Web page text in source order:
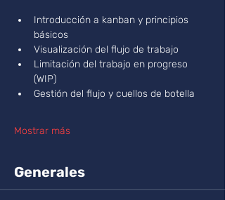
Introducción a kanban y principios
básicos
Visualización del flujo de trabajo
Limitación del trabajo en progreso
(WIP)
Gestión del flujo y cuellos de botella
Mostrar más
Generales